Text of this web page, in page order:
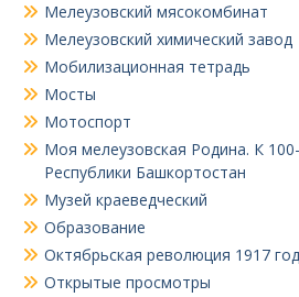
Мелеузовский мясокомбинат
Мелеузовский химический завод
Мобилизационная тетрадь
Мосты
Мотоспорт
Моя мелеузовская Родина. К
Республики Башкортостан
Музей краеведческий
Образование
Октябрьская революция 1917
Открытые просмотры